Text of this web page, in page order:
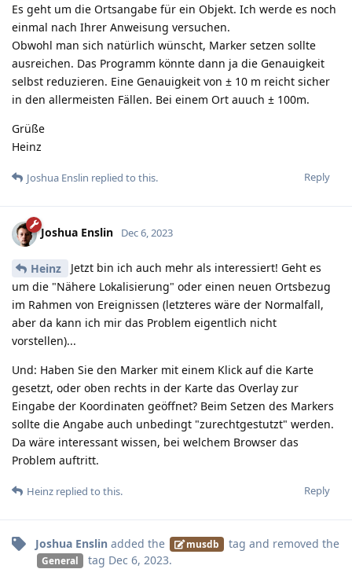
Es geht um die Ortsangabe für ein Objekt. Ich werde es noch
einmal nach Ihrer Anweisung versuchen.
Obwohl man sich natürlich wünscht, Marker setzen sollte
ausreichen. Das Programm könnte dann ja die Genauigkeit
selbst reduzieren. Eine Genauigkeit von ± 10 m reicht sicher
in den allermeisten Fällen. Bei einem Ort auuch ± 100m.
Grüße
Heinz
Reply
Joshua Enslin replied to this.
Joshua Enslin Dec 6, 2023
Heinz
Jetzt bin ich auch mehr als interessiert! Geht es
um die "Nähere Lokalisierung" oder einen neuen Ortsbezug
im Rahmen von Ereignissen (letzteres wäre der Normalfall,
aber da kann ich mir das Problem eigentlich nicht
vorstellen)...
Und: Haben Sie den Marker mit einem Klick auf die Karte
gesetzt, oder oben rechts in der Karte das Overlay zur
Eingabe der Koordinaten geöffnet? Beim Setzen des Markers
sollte die Angabe auch unbedingt "zurechtgestutzt" werden.
Da wäre interessant wissen, bei welchem Browser das
Problem auftritt.
Reply
Heinz replied to this.
Joshua Enslin added the musdb tag and removed the
General tag Dec 6, 2023.